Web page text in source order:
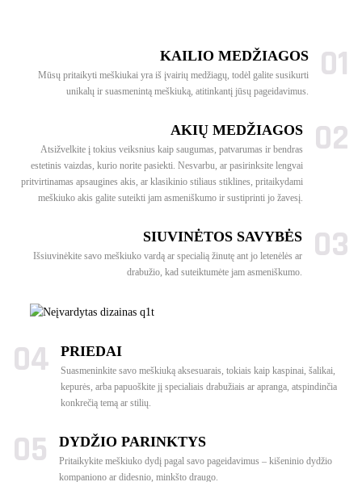
01
KAILIO MEDŽIAGOS
Mūsų pritaikyti meškiukai yra iš įvairių medžiagų, todėl galite susikurti
unikalų ir suasmenintą meškiuką, atitinkantį jūsų pageidavimus.
02
AKIŲ MEDŽIAGOS
Atsižvelkite į tokius veiksnius kaip saugumas, patvarumas ir bendras
estetinis vaizdas, kurio norite pasiekti. Nesvarbu, ar pasirinksite lengvai
pritvirtinamas apsaugines akis, ar klasikinio stiliaus stiklines, pritaikydami
meškiuko akis galite suteikti jam asmeniškumo ir sustiprinti jo žavesį.
03
SIUVINĖTOS SAVYBĖS
Išsiuvinėkite savo meškiuko vardą ar specialią žinutę ant jo letenėlės ar
drabužio, kad suteiktumėte jam asmeniškumo.
04 PRIEDAI
Suasmeninkite savo meškiuką aksesuarais, tokiais kaip kaspinai, šalikai,
kepurės, arba papuoškite jį specialiais drabužiais ar apranga, atspindinčia
konkrečią temą ar stilių.
05 DYDŽIO PARINKTYS
Pritaikykite meškiuko dydį pagal savo pageidavimus – kišeninio dydžio
kompaniono ar didesnio, minkšto draugo.